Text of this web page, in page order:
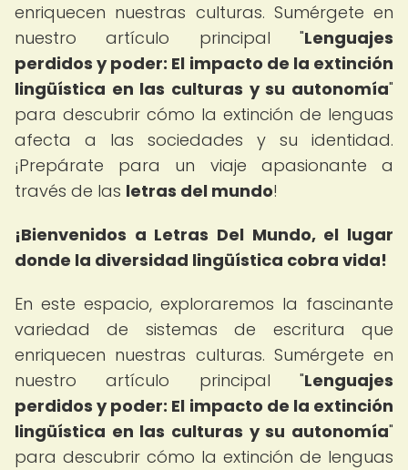
enriquecen nuestras culturas. Sumérgete en
nuestro artículo principal "Lenguajes
perdidos y poder: El impacto de la extinción
lingüística en las culturas y su autonomía"
para descubrir cómo la extinción de lenguas
afecta a las sociedades y su identidad.
¡Prepárate para un viaje apasionante a
través de las letras del mundo!
¡Bienvenidos a Letras Del Mundo, el lugar
donde la diversidad lingüística cobra vida!
En este espacio, exploraremos la fascinante
variedad de sistemas de escritura que
enriquecen nuestras culturas. Sumérgete en
nuestro artículo principal "Lenguajes
perdidos y poder: El impacto de la extinción
lingüística en las culturas y su autonomía"
para descubrir cómo la extinción de lenguas